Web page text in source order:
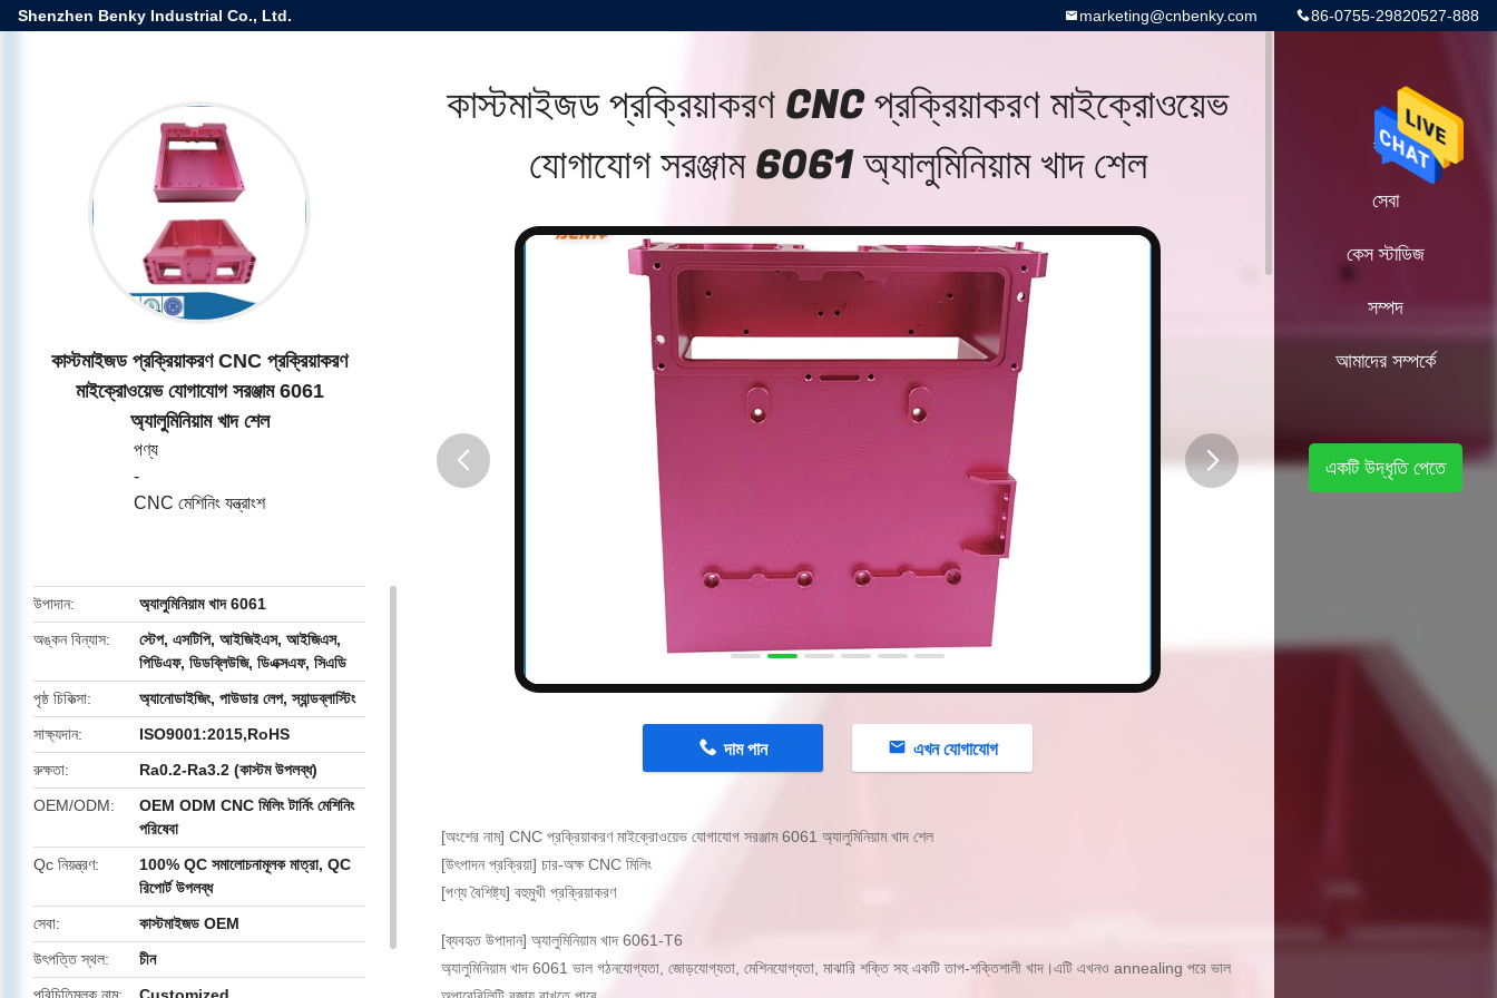
Shenzhen Benky Industrial Co., Ltd. 86-0755-29820527-888
marketing@cnbenky.com
কাস্টমাইজড প্রক্রিয়াকরণ CNC প্রক্রিয়াকরণ
মাইক্রোওয়েভ যোগাযোগ সরঞ্জাম 6061
অ্যালুমিনিয়াম খাদ শেল
পণ্য
-
CNC মেশিনিং যন্ত্রাংশ
উপাদান
অ্যালুমিনিয়াম খাদ 6061
অঙ্কন বিন্যাস
স্টেপ, এসটিপি, আইজিইএস, আইজিএস,
পিডিএফ, ডিডব্লিউজি, ডিএক্সএফ, সিএডি
পৃষ্ঠ চিকিত্সা
অ্যানোডাইজিং, পাউডার লেপ, স্যান্ডব্লাস্টিং
সাক্ষ্যদান
ISO9001:2015,RoHS
রুক্ষতা
Ra0.2-Ra3.2 (কাস্টম উপলব্ধ)
OEM/ODM
OEM ODM CNC মিলিং টার্নিং মেশিনিং
পরিষেবা
Qc নিয়ন্ত্রণ
100% QC সমালোচনামূলক মাত্রা, QC
রিপোর্ট উপলব্ধ
সেবা
কাস্টমাইজড OEM
উৎপত্তি স্থল
চীন
কাস্টমাইজড প্রক্রিয়াকরণ CNC প্রক্রিয়াকরণ মাইক্রোওয়েভ
যোগাযোগ সরঞ্জাম 6061 অ্যালুমিনিয়াম খাদ শেল
দাম পান এখন যোগাযোগ
[অংশের নাম] CNC প্রক্রিয়াকরণ মাইক্রোওয়েভ যোগাযোগ সরঞ্জাম 6061 অ্যালুমিনিয়াম খাদ শেল
[উৎপাদন প্রক্রিয়া] চার-অক্ষ CNC মিলিং
[পণ্য বৈশিষ্ট্য] বহুমুখী প্রক্রিয়াকরণ
[ব্যবহৃত উপাদান] অ্যালুমিনিয়াম খাদ 6061-T6
অ্যালুমিনিয়াম খাদ 6061 ভাল গঠনযোগ্যতা, জোড়যোগ্যতা, মেশিনযোগ্যতা, মাঝারি শক্তি সহ একটি তাপ-শক্তিশালী খাদ।এটি এখনও annealing পরে ভাল
বাড়ি
সেবা
কেস স্টাডিজ
সম্পদ
আমাদের সম্পর্কে
একটি উদ্ধৃতি পেতে